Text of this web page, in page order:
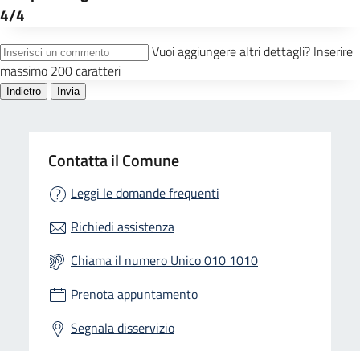
Contatta il Comune
Leggi le domande frequenti
Richiedi assistenza
Chiama il numero Unico 010 1010
Prenota appuntamento
Segnala disservizio